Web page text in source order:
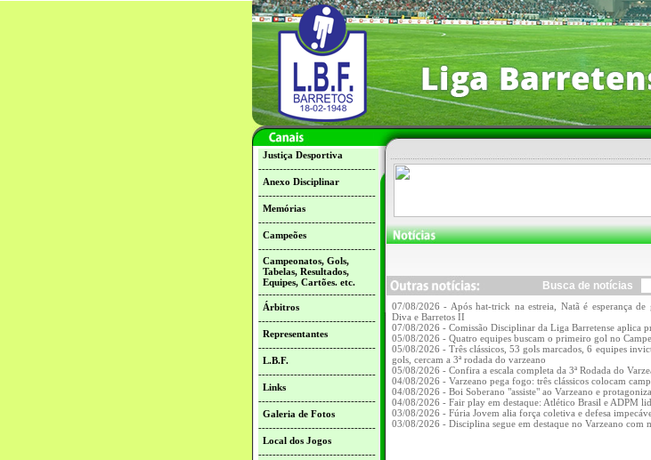
Justiça Desportiva
---------------------------------
Anexo Disciplinar
---------------------------------
Memórias
---------------------------------
Campeões
---------------------------------
Campeonatos, Gols,
Tabelas, Resultados,
Equipes, Cartões. etc.
---------------------------------
Árbitros
---------------------------------
Representantes
---------------------------------
L.B.F.
---------------------------------
Links
---------------------------------
Galeria de Fotos
---------------------------------
Local dos Jogos
---------------------------------
Busca de notícias
07/08/2026 - Após hat-trick na estreia, Natã é esperança
Diva e Barretos II
07/08/2026 - Comissão Disciplinar da Liga Barretense aplica
05/08/2026 - Quatro equipes buscam o primeiro gol no
05/08/2026 - Três clássicos, 53 gols marcados, 6 equipes
gols, cercam a 3ª rodada do varzeano
05/08/2026 - Confira a escala completa da 3ª Rodada do
04/08/2026 - Varzeano pega fogo: três clássicos colocam
04/08/2026 - Boi Soberano "assiste" ao Varzeano e
04/08/2026 - Fair play em destaque: Atlético Brasil e ADPM
03/08/2026 - Fúria Jovem alia força coletiva e defesa
03/08/2026 - Disciplina segue em destaque no Varzeano com